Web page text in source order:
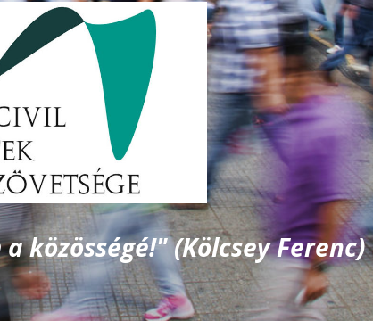
közösségé!" (Kölcsey Ferenc)